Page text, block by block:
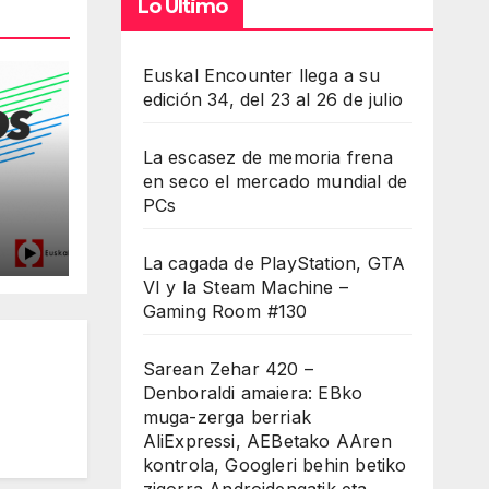
Lo Último
Euskal Encounter llega a su
edición 34, del 23 al 26 de julio
La escasez de memoria frena
en seco el mercado mundial de
PCs
La cagada de PlayStation, GTA
VI y la Steam Machine –
Gaming Room #130
Sarean Zehar 420 –
Denboraldi amaiera: EBko
muga-zerga berriak
AliExpressi, AEBetako AAren
kontrola, Googleri behin betiko